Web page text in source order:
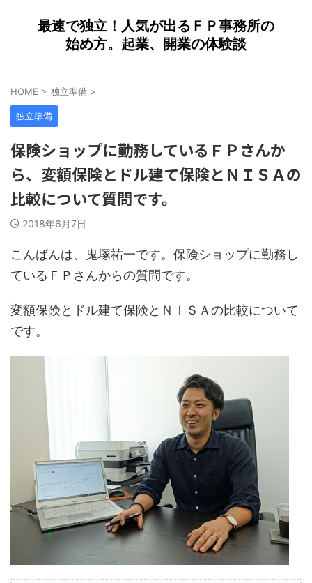
最速で独立！人気が出るＦＰ事務所の
始め方。起業、開業の体験談
HOME > 独立準備 >
独立準備
保険ショップに勤務しているＦＰさんか
ら、変額保険とドル建て保険とＮＩＳＡの
比較について質問です。
2018年6月7日
こんばんは、鬼塚祐一です。保険ショップに勤務し
ているＦＰさんからの質問です。
変額保険とドル建て保険とＮＩＳＡの比較について
です。